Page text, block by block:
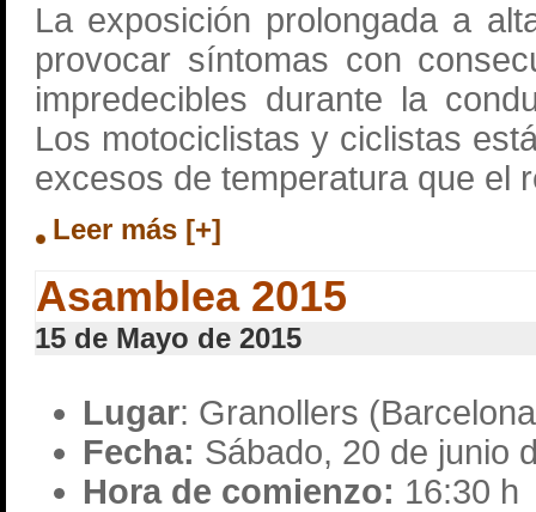
La exposición prolongada a
provocar síntomas con
impredecibles durante la
Los motociclistas y ciclistas
excesos de temperatura que el
Leer más [+]
Asamblea 2015
15 de Mayo de 2015
Lugar: Granollers
Fecha: Sábado, 20 de junio
Hora de comienzo: 16:30 h